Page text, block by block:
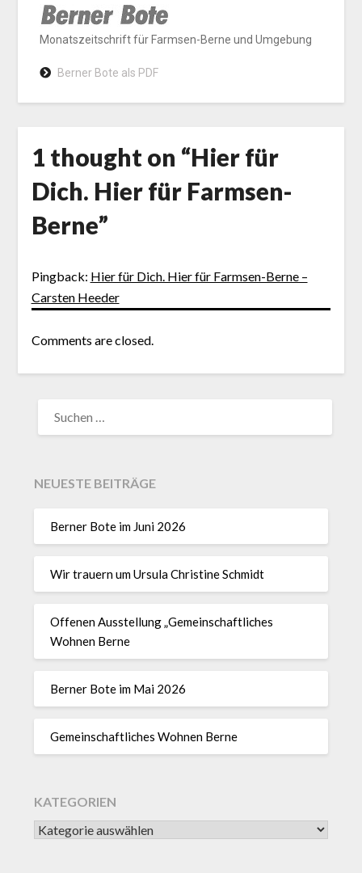
Monatszeitschrift für Farmsen-Berne und Umgebung
Berner Bote als PDF
1 thought on “Hier für
Dich. Hier für Farmsen-
Berne”
Pingback: Hier für Dich. Hier für Farmsen-Berne –
Carsten Heeder
Comments are closed.
NEUESTE BEITRÄGE
Berner Bote im Juni 2026
Wir trauern um Ursula Christine Schmidt
Offenen Ausstellung „Gemeinschaftliches
Wohnen Berne
Berner Bote im Mai 2026
Gemeinschaftliches Wohnen Berne
KATEGORIEN